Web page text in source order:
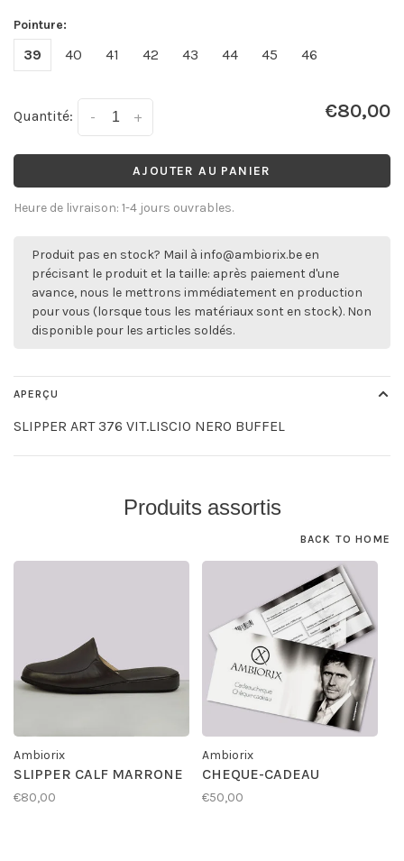
Pointure:
39 40 41 42 43 44 45 46
Quantité: +
- €80,00
AJOUTER AU PANIER
Heure de livraison: 1-4 jours ouvrables.
Produit pas en stock? Mail à info@ambiorix.be en
précisant le produit et la taille: après paiement d'une
avance, nous le mettrons immédiatement en production
pour vous (lorsque tous les matériaux sont en stock). Non
disponible pour les articles soldés.
APERÇU
SLIPPER ART 376 VIT.LISCIO NERO BUFFEL
Produits assortis
BACK TO HOME
Ambiorix
SLIPPER CALF MARRONE
€80,00
Ambiorix
CHEQUE-CADEAU
€50,00